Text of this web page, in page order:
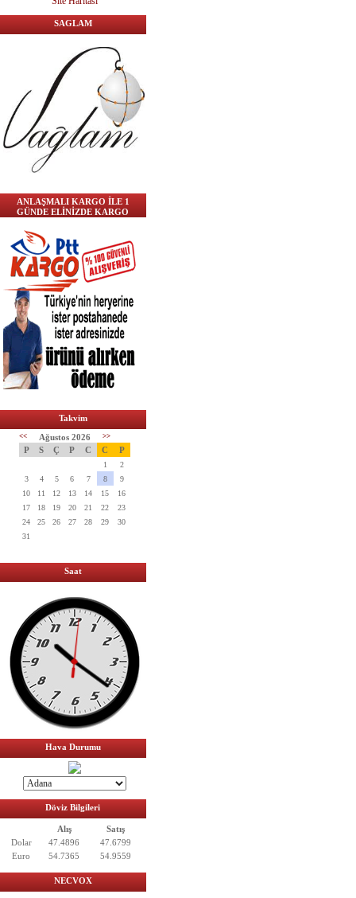
SAGLAM
ANLAŞMALI KARGO İLE 1
GÜNDE ELİNİZDE KARGO
Takvim
<< Ağustos 2026 >>
P S Ç P C C P
1
2
3
4 5 6 7 8
9
10
11 12 13 14 15
16
17
18 19 20 21 22
23
24
25 26 27 28 29
30
31
Saat
Hava Durumu
Döviz Bilgileri
Alış
Satış
Dolar
47.4896
47.6799
Euro
54.7365 54.9559
NECVOX